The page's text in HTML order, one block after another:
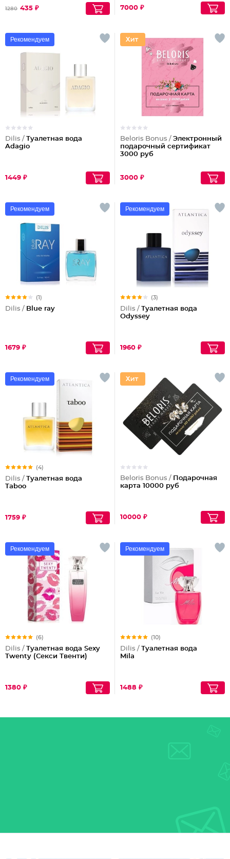
1280 435 ₽ 7000 ₽
Рекомендуем
Dilis / Туалетная вода
Adagio
1449 ₽
Beloris Bonus / Электронный
подарочный сертификат
3000 руб
3000 ₽
Рекомендуем
(1)
Dilis / Blue ray
1679 ₽
Рекомендуем
(3)
Dilis / Туалетная вода
Odyssey
1960 ₽
Рекомендуем
(4)
Dilis / Туалетная вода
Taboo
1759 ₽
Beloris Bonus / Подарочная
карта 10000 руб
10000 ₽
Рекомендуем
(6)
Dilis / Туалетная вода Sexy
Twenty (Секси Твенти)
1380 ₽
Рекомендуем
(10)
Dilis / Туалетная вода
Mila
1488 ₽